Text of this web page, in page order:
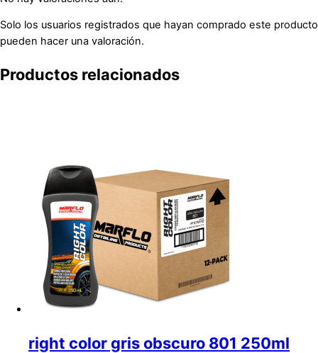
Solo los usuarios registrados que hayan comprado este producto
pueden hacer una valoración.
Productos relacionados
right color gris obscuro 801 250ml